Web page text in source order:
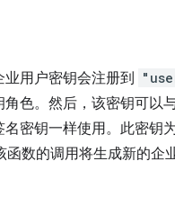
用户密钥会注册到
色。然后，该密钥可以
密钥一样使用。此密钥
函数的调用将生成新的企